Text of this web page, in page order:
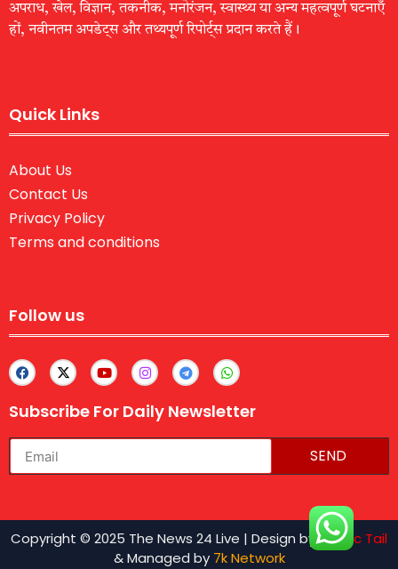
अपराध, खेल, विज्ञान, तकनीक, मनोरंजन, स्वास्थ्य या अन्य महत्वपूर्ण घटनाएँ
हों, नवीनतम अपडेट्स और तथ्यपूर्ण रिपोर्ट्स प्रदान करते हैं।
Quick Links
About Us
Contact Us
Privacy Policy
Terms and conditions
Follow us
Subscribe For Daily Newsletter
SEND
Copyright © 2025 The News 24 Live | Design byTraffic Tail
& Managed by 7k Network